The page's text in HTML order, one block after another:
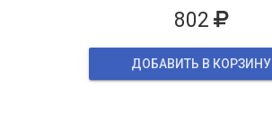
802
ДОБАВИТЬ В КОРЗИНУ